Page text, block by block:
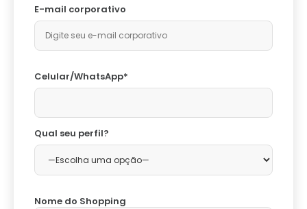
E-mail corporativo
Celular/WhatsApp*
Qual seu perfil?
Nome do Shopping